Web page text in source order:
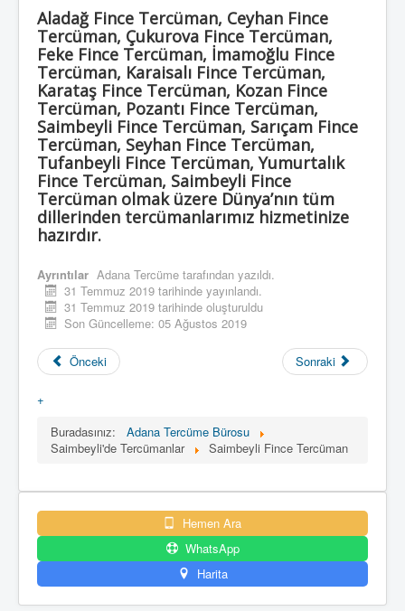
Aladağ Fince Tercüman, Ceyhan Fince
Tercüman, Çukurova Fince Tercüman,
Feke Fince Tercüman, İmamoğlu Fince
Tercüman, Karaisalı Fince Tercüman,
Karataş Fince Tercüman, Kozan Fince
Tercüman, Pozantı Fince Tercüman,
Saimbeyli Fince Tercüman, Sarıçam Fince
Tercüman, Seyhan Fince Tercüman,
Tufanbeyli Fince Tercüman, Yumurtalık
Fince Tercüman, Saimbeyli Fince
Tercüman olmak üzere Dünya’nın tüm
dillerinden tercümanlarımız hizmetinize
hazırdır.
Ayrıntılar Adana Tercüme tarafından yazıldı.
31 Temmuz 2019 tarihinde yayınlandı.
31 Temmuz 2019 tarihinde oluşturuldu
Son Güncelleme: 05 Ağustos 2019
Önceki Sonraki
+
Buradasınız:
Adana Tercüme Bürosu
Saimbeyli'de Tercümanlar
Saimbeyli Fince Tercüman
Hemen Ara
WhatsApp
Harita